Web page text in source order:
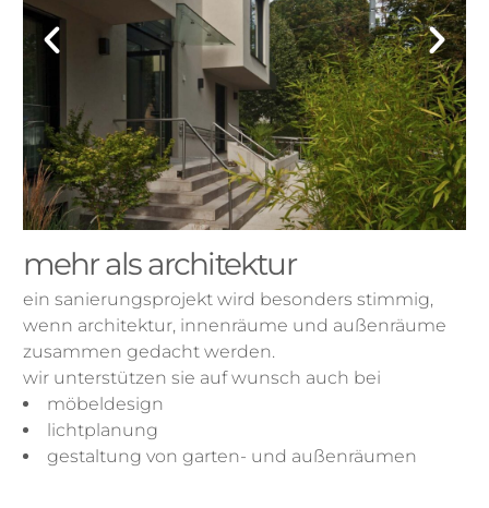
mehr als architektur
ein sanierungsprojekt wird besonders stimmig,
wenn architektur, innenräume und außenräume
zusammen gedacht werden.
wir unterstützen sie auf wunsch auch bei
möbeldesign
lichtplanung
gestaltung von garten- und außenräumen